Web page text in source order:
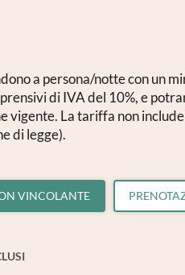
a persona/notte con un
di IVA del 10%, e
vigente. La tariffa non
di legge).
VINCOLANTE
Registrazione alla
Titolo
Nome